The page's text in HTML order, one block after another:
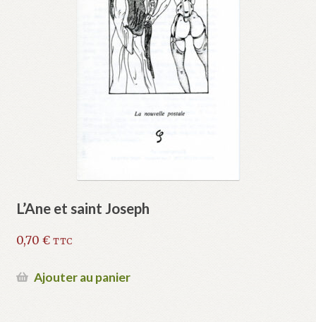
L’Ane et saint Joseph
0,70 € TTC
Ajouter au panier